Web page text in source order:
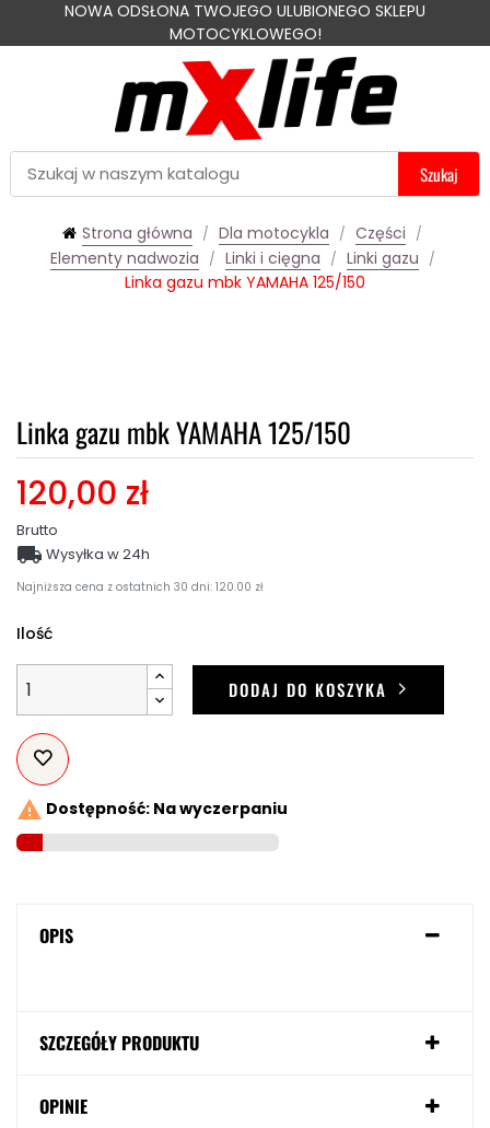
NOWA ODSŁONA TWOJEGO ULUBIONEGO SKLEPU
MOTOCYKLOWEGO!
Szukaj
Strona główna Dla motocykla
Części
Elementy nadwozia
Linki i cięgna
Linki gazu
Linka gazu mbk YAMAHA 125/150
Linka gazu mbk YAMAHA 125/150
120,00 zł
Brutto
Najniższa cena z ostatnich 30 dni: 120.00 zł
 Wysyłka w 24h
Ilość
DODAJ DO KOSZYKA
 Dostępność: Na wyczerpaniu
OPIS
SZCZEGÓŁY PRODUKTU
OPINIE